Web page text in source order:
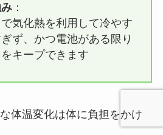
：
気化熱を利用して冷やす
ず、かつ電池がある限り
キープできます
体温変化は体に負担をかけ